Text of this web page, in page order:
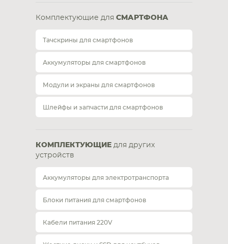
Комплектующие для СМАРТФОНА
Тачскрины для смартфонов
Аккумуляторы для смартфонов
Модули и экраны для смартфонов
Шлейфы и запчасти для смартфонов
КОМПЛЕКТУЮЩИЕ для других
устройств
Аккумуляторы для электротранспорта
Блоки питания для смартфонов
Кабели питания 220V